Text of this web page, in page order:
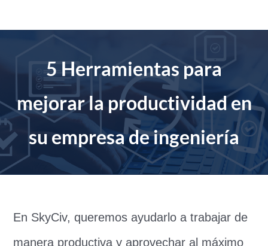
5 Herramientas para
mejorar la productividad en
su empresa de ingeniería
En SkyCiv, queremos ayudarlo a trabajar de
manera productiva y aprovechar al máximo